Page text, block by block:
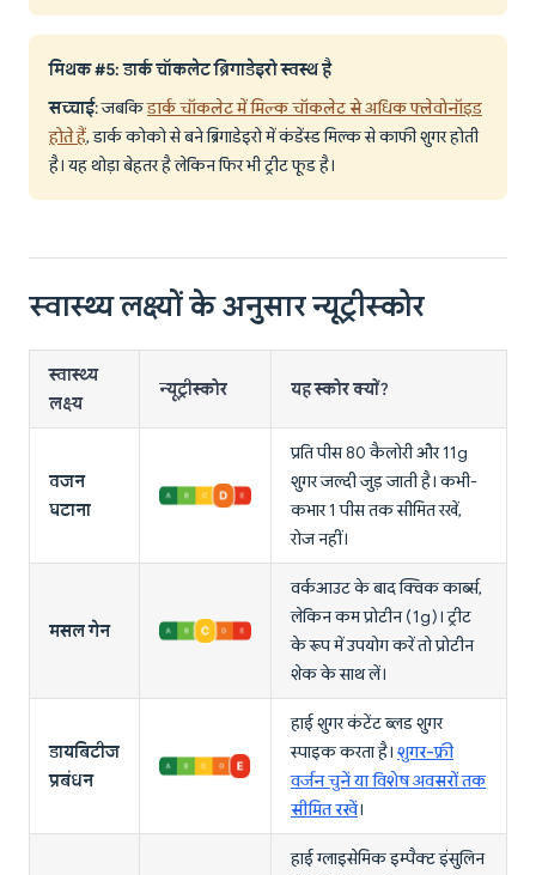
मिथक #5: डार्क चॉकलेट ब्रिगाडेइरो स्वस्थ है
सच्चाई: जबकिडार्क चॉकलेट में मिल्क चॉकलेट से अधिक फ्लेवोनॉइड
होते हैं, डार्क कोको से बने ब्रिगाडेइरो में कंडेंस्ड मिल्क से काफी शुगर होती
है। यह थोड़ा बेहतर है लेकिन फिर भी ट्रीट फूड है।
स्वास्थ्य लक्ष्यों के अनुसार न्यूट्रीस्कोर
स्वास्थ्य
लक्ष्य
न्यूट्रीस्कोर यह स्कोर क्यों?
वजन
घटाना
प्रति पीस 80 कैलोरी और 11g
शुगर जल्दी जुड़ जाती है। कभी-
कभार 1 पीस तक सीमित रखें,
रोज नहीं।
मसल गेन
वर्कआउट के बाद क्विक कार्ब्स,
लेकिन कम प्रोटीन (1g)। ट्रीट
के रूप में उपयोग करें तो प्रोटीन
शेक के साथ लें।
डायबिटीज
प्रबंधन
हाई शुगर कंटेंट ब्लड शुगर
स्पाइक करता है। शुगर-फ्री
वर्जन चुनें या विशेष अवसरों तक
सीमित रखें।
हाई ग्लाइसेमिक इम्पैक्ट इंसुलिन